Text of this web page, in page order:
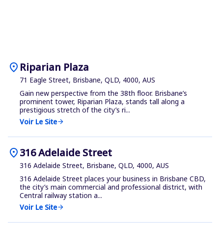
location_on Riparian Plaza
71 Eagle Street, Brisbane, QLD, 4000, AUS
Gain new perspective from the 38th floor. Brisbane’s
prominent tower, Riparian Plaza, stands tall along a
prestigious stretch of the city’s ri...
Voir Le Sitearrow_forward
location_on316 Adelaide Street
316 Adelaide Street, Brisbane, QLD, 4000, AUS
316 Adelaide Street places your business in Brisbane CBD,
the city’s main commercial and professional district, with
Central railway station a...
Voir Le Sitearrow_forward